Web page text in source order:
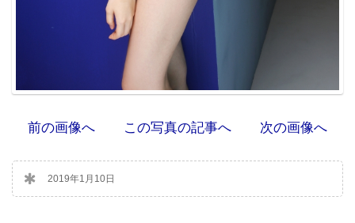
前の画像へ この写真の記事へ 次の画像へ
2019年1月10日